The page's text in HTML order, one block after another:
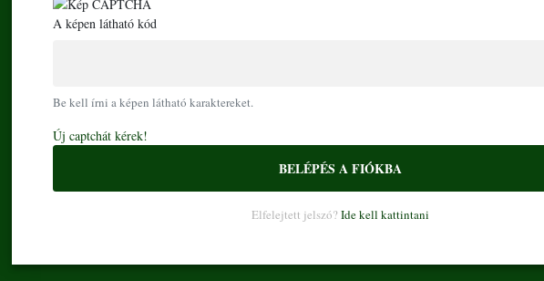
A képen látható kód
Be kell írni a képen látható karaktereket.
Új captchát kérek!
BELÉPÉS A FIÓKBA
Elfelejtett jelszó? Ide kell kattintani